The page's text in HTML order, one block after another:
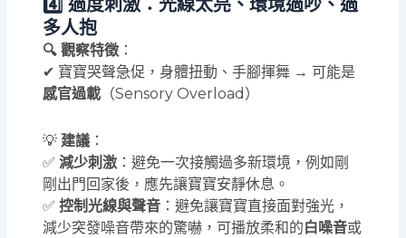
4️⃣ 過度刺激：光線太亮、環境過吵、過
多人抱
🔍 觀察特徵 ：
✔ 寶寶哭聲急促，身體扭動、手腳揮舞 → 可能是
感官過載 （Sensory Overload）
💡 建議 ：
✅減少刺激 ：避免一次接觸過多新環境，例如剛
剛出門回家後，應先讓寶寶安靜休息。
✅控制光線與聲音 ：避免讓寶寶直接面對強光，
減少突發噪音帶來的驚嚇，可播放柔和的白噪音或